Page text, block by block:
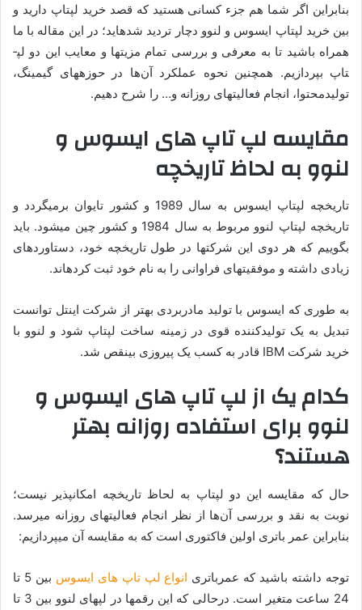
بنابراین اگر شما هم جزء کسانی هستید که قصد خرید لپ­تاپ دارید و
بین خرید لپ­تاپ ایسوس و لنوو دچار تردید شده­اید؛ در این مقاله با ما
همراه باشید تا به معرفی و بررسی تمام مزیت­ها و معایب این دو لپ­
تاپ بپردازیم. همچنین نحوه عملکرد آن‌ها در حوزه­های گیمینگ،
تولیدمحتوا، انجام فعالیت­های روزانه و… را شرح دهیم.
مقایسه لپ تاپ های ایسوس و
لنوو به لحاظ تاریخچه
تاریخچه لپ­تاپ ایسوس به سال 1989 و کشور تایوان برمی­گردد و
تاریخچه لپ­تاپ لنوو مربوط به سال 1984 و کشور چین می­شود. باید
بگوییم که هر دوی این شرکت­ها در طول تاریخچه­ خود، دستاوردهای
زیادی داشته و موفقیت­های فراوانی را به نام خود ثبت کرده­اند.
به­ طوری که ایسوس با تولید مادربردی بهتر از شرکت اینتل توانست
تبدیل به یک تولیدکننده قوی در زمینه ساخت لپ­تاپ شود و لنوو با
خرید شرکت IBM قادر به کسب یک پیروزی بی­نقص شد.
کدام یک از لپ تاپ های ایسوس و
لنوو برای استفاده روزانه بهتر
هستند؟
حال که مقایسه این دو لپ­تاپ به ­لحاظ تاریخچه امکان­پذیر نیست؛
نوبت به نقد و بررسی آن‌ها از نظر انجام فعالیت­های روزانه می­رسد.
بنابراین عمر باتری اولین فاکتوری است که به مقایسه آن می­پردازیم:
توجه داشته باشید که عمرباتری انواع لپ تاپ های ایسوس
بین 5 تا
24 ساعت متغیر است. درحالی که این رقم­ها در لپ­های لنوو بین 3 تا